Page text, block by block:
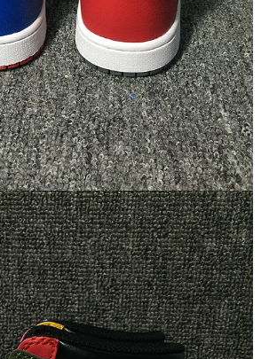
Facetasm x Air Jordan 1 M...
#乔1中帮系列 Facetasm x Air Jordan 1 Mid "
Fearless " 联名中帮文化篮球鞋 该配色灵感来
源...
2020-04-26